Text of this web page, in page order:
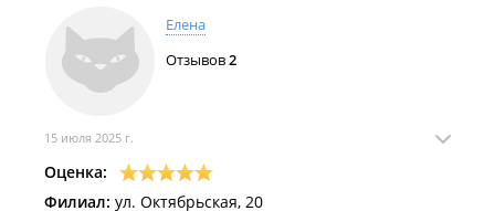
Елена
Отзывов2
15 июля 2025 г.
Оценка:
Филиал: ул. Октябрьская, 20